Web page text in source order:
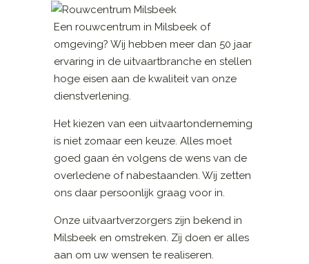
Een rouwcentrum in Milsbeek of
omgeving? Wij hebben meer dan 50 jaar
ervaring in de uitvaartbranche en stellen
hoge eisen aan de kwaliteit van onze
dienstverlening.
Het kiezen van een uitvaartonderneming
is niet zomaar een keuze. Alles moet
goed gaan én volgens de wens van de
overledene of nabestaanden. Wij zetten
ons daar persoonlijk graag voor in.
Onze uitvaartverzorgers zijn bekend in
Milsbeek en omstreken. Zij doen er alles
aan om uw wensen te realiseren.